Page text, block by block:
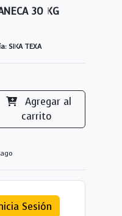
30 KG
SIKA TEXA
Agregar al
carrito
Sesión